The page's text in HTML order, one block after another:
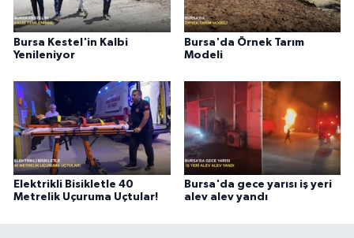
Bursa Kestel'in Kalbi
Yenileniyor
Bursa'da Örnek Tarım
Modeli
Elektrikli Bisikletle 40
Metrelik Uçuruma Uçtular!
Bursa'da gece yarısı iş yeri
alev alev yandı